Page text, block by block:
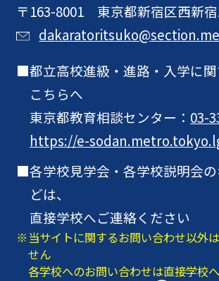
〒163-8001 東京都新宿区西新
都立高校進級・進路・入学に
こちらへ
東京都教育相談センター： 03-
https://e-
各学校見学会・各学校説明会
どは、
直接学校へご連絡ください
当サイトに関するお問い合わせ以外
せん
各学校へのお問い合わせは直接学校